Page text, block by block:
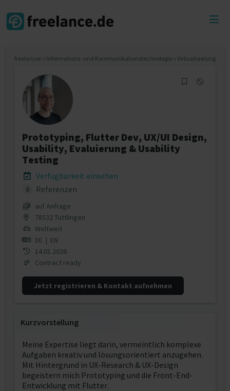
freelancer » Informations- und Kommunikationstechnologie » Virtualisierung
Prototyping, Flutter Dev, UX/UI Design,
Usability, Evaluierung & Usability
Testing
Verfügbarkeit einsehen
0 Referenzen
auf Anfrage
78532 Tuttlingen
Weltweit
DE | EN
14.01.2026
Contract ready
Jetzt registrieren & Kontakt aufnehmen
Kurzvorstellung
Meine Expertise liegt darin, vermeintlich komplexe
Aufgaben kreativ und lösungsorientiert anzugehen.
Mit Hintergrund in UX-Research & UX-Design
begeistern mich Prototyping und die Front-End-
Entwicklung mit Flutter.